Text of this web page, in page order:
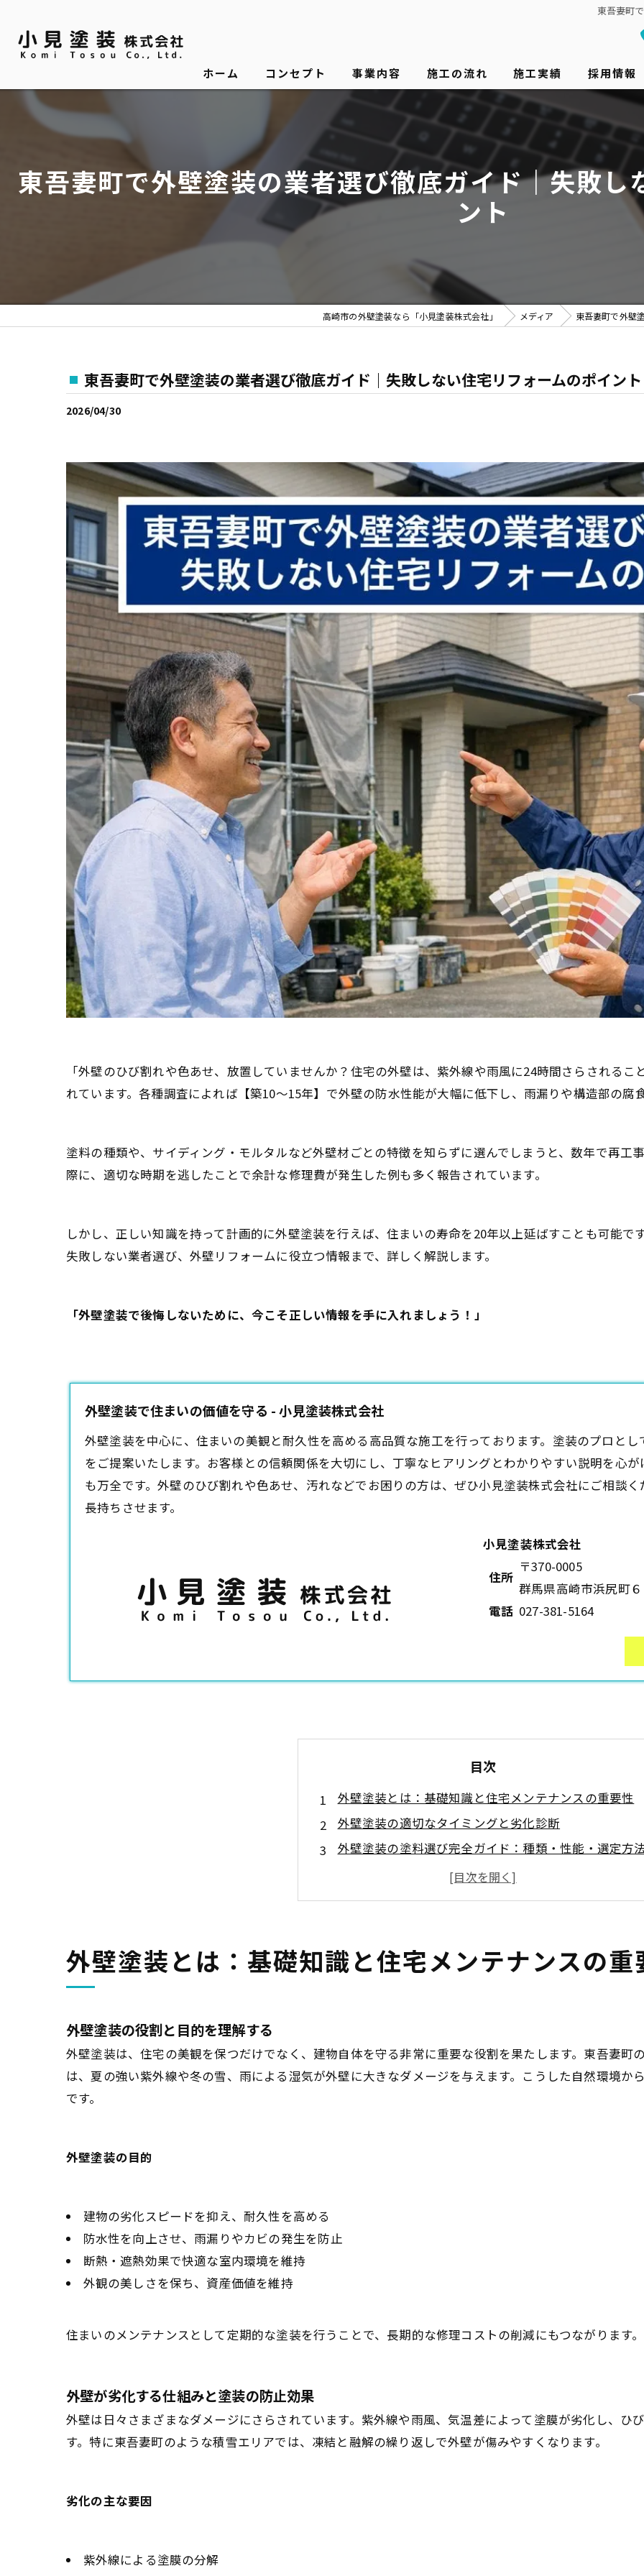
東吾妻町
ホーム コンセプト 事業内容 施工の流れ 施工実績 採用情報
東吾妻町で外壁塗装の業者選び徹底ガイド｜失敗し
ント
高崎市の外壁塗装なら「小見塗装株式会社」 メディア 東吾妻町で外壁
東吾妻町で外壁塗装の業者選び徹底ガイド｜失敗しない住宅リフォームのポイント
2026/04/30
「外壁のひび割れや色あせ、放置していませんか？住宅の外壁は、紫外線や雨風に24時間さらされる
れています。各種調査によれば【築10～15年】で外壁の防水性能が大幅に低下し、雨漏りや構造部の腐
塗料の種類や、サイディング・モルタルなど外壁材ごとの特徴を知らずに選んでしまうと、数年で再工
際に、適切な時期を逃したことで余計な修理費が発生した例も多く報告されています。
しかし、正しい知識を持って計画的に外壁塗装を行えば、住まいの寿命を20年以上延ばすことも可能で
失敗しない業者選び、外壁リフォームに役立つ情報まで、詳しく解説します。
「外壁塗装で後悔しないために、今こそ正しい情報を手に入れましょう！」
外壁塗装で住まいの価値を守る - 小見塗装株式会社
外壁塗装を中心に、住まいの美観と耐久性を高める高品質な施工を行っております。塗装のプロと
をご提案いたします。お客様との信頼関係を大切にし、丁寧なヒアリングとわかりやすい説明を心
も万全です。外壁のひび割れや色あせ、汚れなどでお困りの方は、ぜひ小見塗装株式会社にご相談く
長持ちさせます。
小見塗装株式会社
住所
〒370-0005
群馬県高崎市浜尻町
電話 027-381-5164
目次
外壁塗装とは：基礎知識と住宅メンテナンスの重要性
外壁塗装の適切なタイミングと劣化診断
外壁塗装の塗料選び完全ガイド：種類・性能・選定方
東吾妻町の外壁塗装について
東吾妻町で外壁塗装が求められる理由について
会社概要
関連エリア
外壁塗装とは：基礎知識と住宅メンテナンスの重
外壁塗装の役割と目的を理解する
外壁塗装は、住宅の美観を保つだけでなく、建物自体を守る非常に重要な役割を果たします。東吾妻町
は、夏の強い紫外線や冬の雪、雨による湿気が外壁に大きなダメージを与えます。こうした自然環境か
です。
外壁塗装の目的
建物の劣化スピードを抑え、耐久性を高める
防水性を向上させ、雨漏りやカビの発生を防止
断熱・遮熱効果で快適な室内環境を維持
外観の美しさを保ち、資産価値を維持
住まいのメンテナンスとして定期的な塗装を行うことで、長期的な修理コストの削減にもつながります。
外壁が劣化する仕組みと塗装の防止効果
外壁は日々さまざまなダメージにさらされています。紫外線や雨風、気温差によって塗膜が劣化し、ひ
す。特に東吾妻町のような積雪エリアでは、凍結と融解の繰り返しで外壁が傷みやすくなります。
劣化の主な要因
紫外線による塗膜の分解